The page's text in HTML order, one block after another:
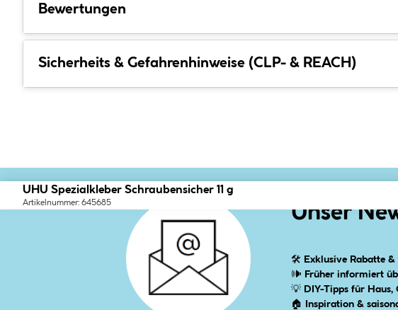
Bewertungen
Sicherheits & Gefahrenhinweise (CLP- & REACH)
UHU Spezialkleber Schraubensicher 11 g
Artikelnummer: 645685 Unser
🛠 Exklusive Rabatte
🕪 Früher informiert
💡 DIY-Tipps für
🏠
Inspiration &